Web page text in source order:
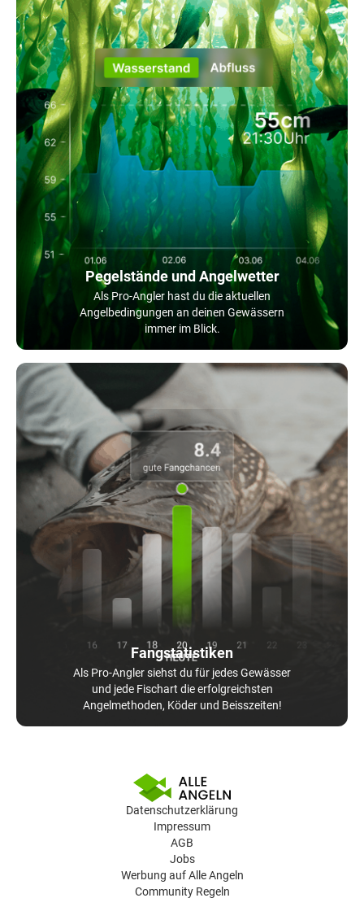
Pegelstände und Angelwetter
Als Pro-Angler hast du die aktuellen
Angelbedingungen an deinen Gewässern
immer im Blick.
Fangstatistiken
Als Pro-Angler siehst du für jedes Gewässer
und jede Fischart die erfolgreichsten
Angelmethoden, Köder und Beisszeiten!
Datenschutzerklärung
Impressum
AGB
Jobs
Werbung auf Alle Angeln
Community Regeln